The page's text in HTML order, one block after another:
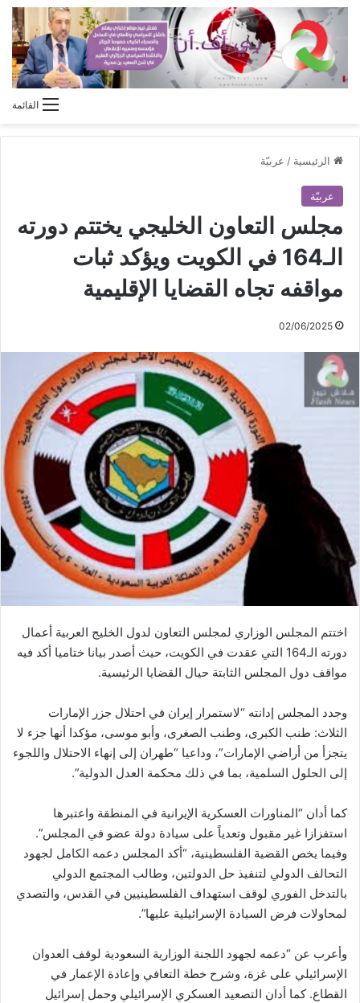
القائمة
الرئيسية / عربيّة
عربيّة
مجلس التعاون الخليجي يختتم دورته
الـ164 في الكويت ويؤكد ثبات
مواقفه تجاه القضايا الإقليمية
02/06/2025
اختتم المجلس الوزاري لمجلس التعاون لدول الخليج العربية أعمال
دورته الـ164 التي عقدت في الكويت، حيث أصدر بيانا ختاميا أكد فيه
مواقف دول المجلس الثابتة حيال القضايا الرئيسية.
وجدد المجلس إدانته “لاستمرار إيران في احتلال جزر الإمارات
الثلاث: طنب الكبرى، وطنب الصغرى، وأبو موسى، مؤكدا أنها جزء لا
يتجزأ من أراضي الإمارات”، وداعيا “طهران إلى إنهاء الاحتلال واللجوء
إلى الحلول السلمية، بما في ذلك محكمة العدل الدولية”.
كما أدان “المناورات العسكرية الإيرانية في المنطقة واعتبرها
استفزازا غير مقبول وتعدياً على سيادة دولة عضو في المجلس”.
وفيما يخص القضية الفلسطينية، “أكد المجلس دعمه الكامل لجهود
التحالف الدولي لتنفيذ حل الدولتين، وطالب المجتمع الدولي
بالتدخل الفوري لوقف استهداف الفلسطينيين في القدس، والتصدي
لمحاولات فرض السيادة الإسرائيلية عليها”.
وأعرب عن “دعمه لجهود اللجنة الوزارية السعودية لوقف العدوان
الإسرائيلي على غزة، وشرح خطة التعافي وإعادة الإعمار في
القطاع. كما أدان التصعيد العسكري الإسرائيلي وحمل إسرائيل